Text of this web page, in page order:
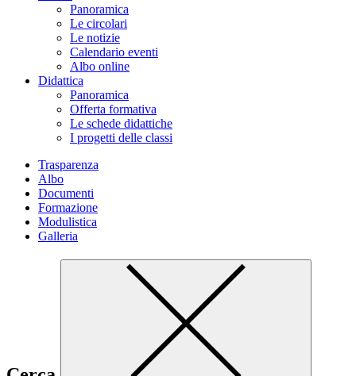
Panoramica
Le circolari
Le notizie
Calendario eventi
Albo online
Didattica
Panoramica
Offerta formativa
Le schede didattiche
I progetti delle classi
Trasparenza
Albo
Documenti
Formazione
Modulistica
Galleria